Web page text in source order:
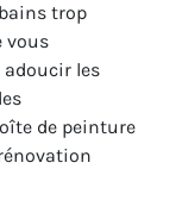
trop
vous
adoucir les
de peinture